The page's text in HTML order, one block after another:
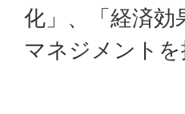
化」、「経済
マネジメント